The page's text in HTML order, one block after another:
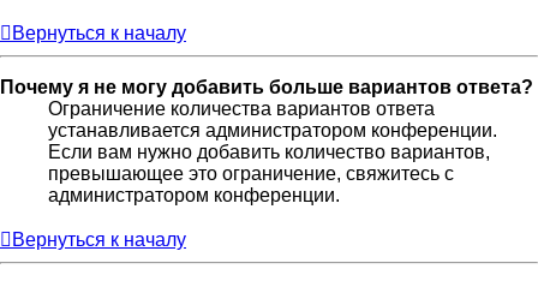
Вернуться к началу
Почему я не могу добавить больше вариантов ответа?
Ограничение количества вариантов ответа
устанавливается администратором конференции.
Если вам нужно добавить количество вариантов,
превышающее это ограничение, свяжитесь с
администратором конференции.
Вернуться к началу